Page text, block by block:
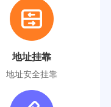
地址挂靠
地址安全挂靠